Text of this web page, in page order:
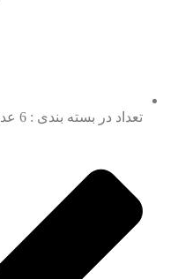
تعداد در بسته بندی : 6 عدد